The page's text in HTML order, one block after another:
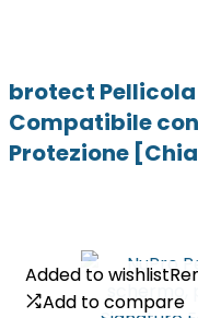
brotect
Compatibile
Protezione
Added to wishlist
Add to compare
Added to wishlist
Add to compare